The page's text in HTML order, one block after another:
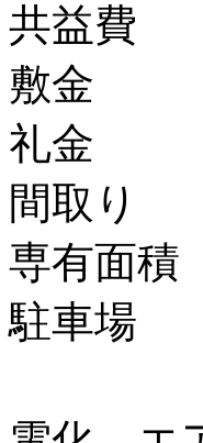
共益費
敷金
礼金
間取
専有面
駐車場